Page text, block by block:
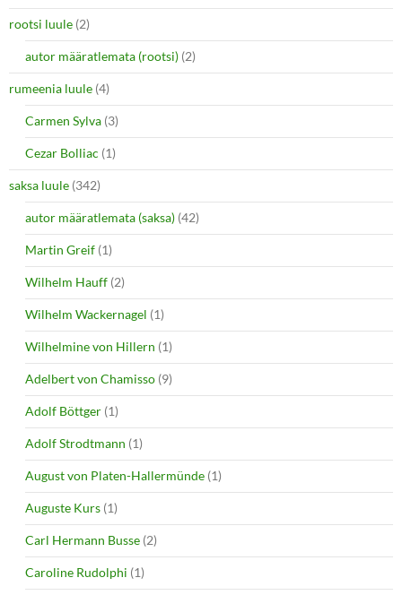
rootsi luule (2)
autor määratlemata (rootsi) (2)
rumeenia luule (4)
Carmen Sylva (3)
Cezar Bolliac (1)
saksa luule (342)
autor määratlemata (saksa) (42)
Martin Greif (1)
Wilhelm Hauff (2)
Wilhelm Wackernagel (1)
Wilhelmine von Hillern (1)
Adelbert von Chamisso (9)
Adolf Böttger (1)
Adolf Strodtmann (1)
August von Platen-Hallermünde (1)
Auguste Kurs (1)
Carl Hermann Busse (2)
Caroline Rudolphi (1)